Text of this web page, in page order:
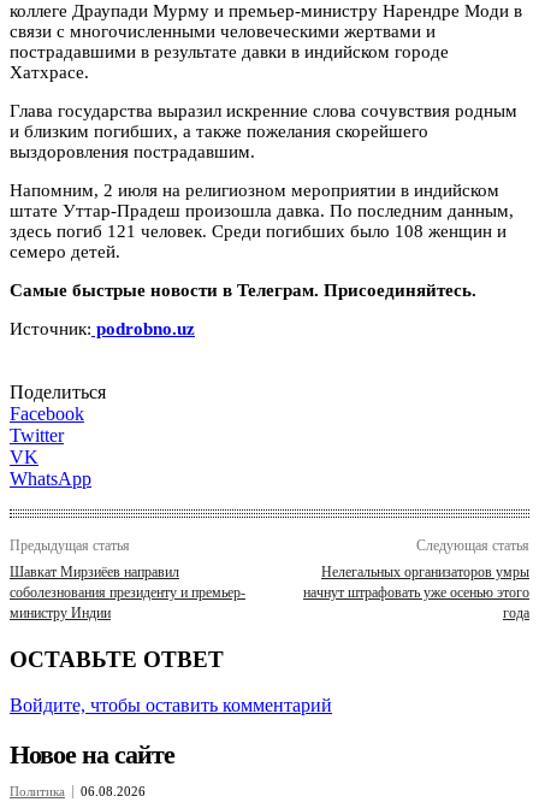
коллеге Драупади Мурму и премьер-министру Нарендре Моди в
связи с многочисленными человеческими жертвами и
пострадавшими в результате давки в индийском городе
Хатхрасе.
Глава государства выразил искренние слова сочувствия родным
и близким погибших, а также пожелания скорейшего
выздоровления пострадавшим.
Напомним, 2 июля на религиозном мероприятии в индийском
штате Уттар-Прадеш произошла давка. По последним данным,
здесь погиб 121 человек. Среди погибших было 108 женщин и
семеро детей.
Самые быстрые новости в Телеграм. Присоединяйтесь.
Источник: podrobno.uz
Поделиться
Facebook
Twitter
VK
WhatsApp
Предыдущая статья
Шавкат Мирзиёев направил
соболезнования президенту и премьер-
министру Индии
Следующая статья
Нелегальных организаторов умры
начнут штрафовать уже осенью этого
года
ОСТАВЬТЕ ОТВЕТ
Войдите, чтобы оставить комментарий
Новое на сайте
Политика 06.08.2026